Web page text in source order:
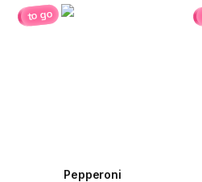
to go
Pepperoni